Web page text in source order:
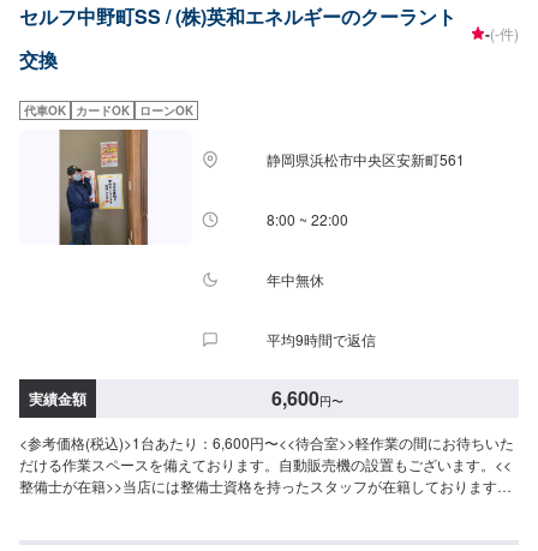
セルフ中野町SS / (株)英和エネルギーのクーラント
交換
-(-件)
代車OK カードOK ローンOK
静岡県浜松市中央区安新町561
8:00 ~ 22:00
年中無休
平均9時間で返信
実績金額 6,600円〜
<参考価格(税込)>1台あたり：6,600円〜<<待合室>>軽作業の間にお待ちいた
だける作業スペースを備えております。自動販売機の設置もございます。<<
整備士が在籍>>当店には整備士資格を持ったスタッフが在籍しております。